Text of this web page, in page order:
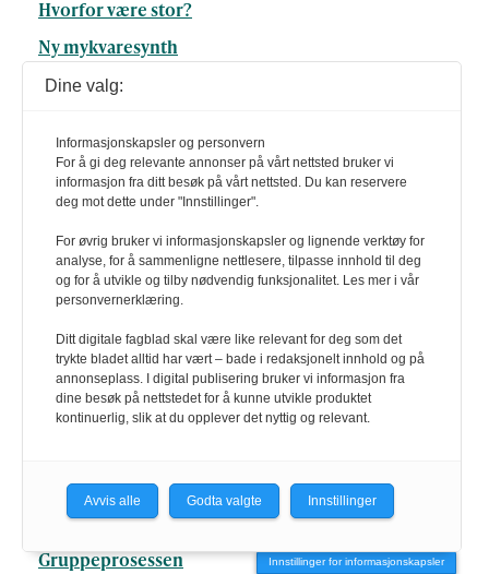
Hvorfor være stor?
Ny mykvaresynth
For groove-arbeideren
Jæ-må-ha Yamaha
Det er vinylen som spinner i stua
Er Norsk kulturfond til for distriktene?
Mykle og musikken
Reell frykt for framtida for folkemusikken
Slik argumenterer partene
Dette får de i pensjon
Uryddig korsatsing
Dirigentene protesterer
Verdier og identitet i instrumentalundervisning
Gruppeprosessen
Innstillinger for informasjonskapsler
Dine valg:
Informasjonskapsler og personvern
For å gi deg relevante annonser på vårt nettsted bruker vi
informasjon fra ditt besøk på vårt nettsted. Du kan reservere
deg mot dette under "Innstillinger".
For øvrig bruker vi informasjonskapsler og lignende verktøy for
analyse, for å sammenligne nettlesere, tilpasse innhold til deg
og for å utvikle og tilby nødvendig funksjonalitet. Les mer i vår
personvernerklæring.
Ditt digitale fagblad skal være like relevant for deg som det
trykte bladet alltid har vært – bade i redaksjonelt innhold og på
annonseplass. I digital publisering bruker vi informasjon fra
dine besøk på nettstedet for å kunne utvikle produktet
kontinuerlig, slik at du opplever det nyttig og relevant.
Avvis alle Godta valgte Innstillinger